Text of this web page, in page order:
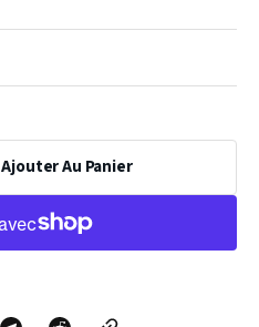
Ajouter Au Panier